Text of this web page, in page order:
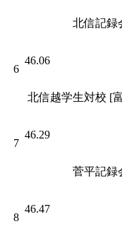
北信記録
6
46.06
北信越学生対校 [
7
46.29
菅平記録
8
46.47